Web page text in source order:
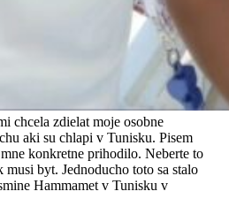
chcela zdielat moje osobne
aki su chlapi v Tunisku. Pisem
konkretne prihodilo. Neberte to
byt. Jednoducho toto sa stalo
Hammamet v Tunisku v